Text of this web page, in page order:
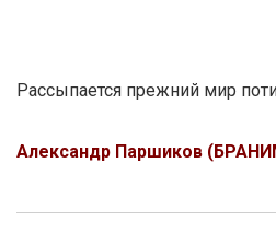
Рассыпается прежний мир
Александр Паршиков